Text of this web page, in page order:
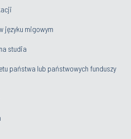
języku migowym
studia
państwa lub państwowych funduszy